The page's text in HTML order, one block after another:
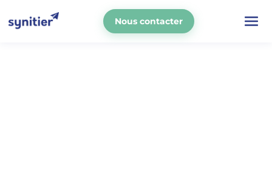
Nous contacter